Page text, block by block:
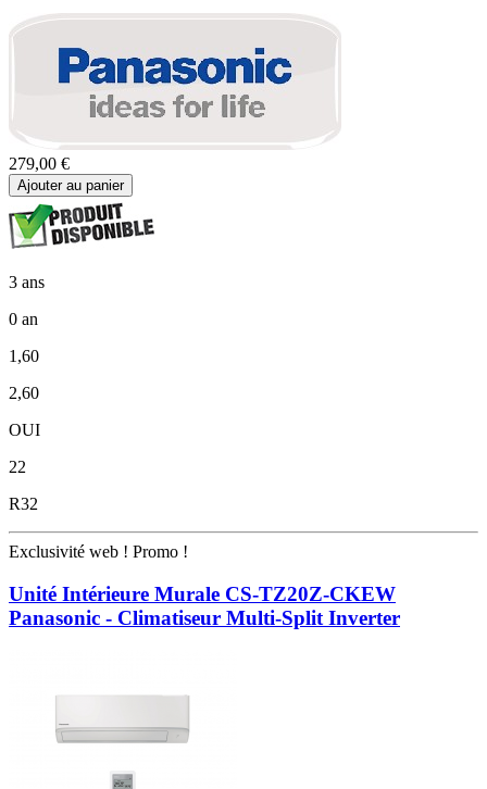
279,00 €
Ajouter au panier
3 ans
0 an
1,60
2,60
OUI
22
R32
Exclusivité web ! Promo !
Unité Intérieure Murale CS-TZ20Z-CKEW
Panasonic - Climatiseur Multi-Split Inverter